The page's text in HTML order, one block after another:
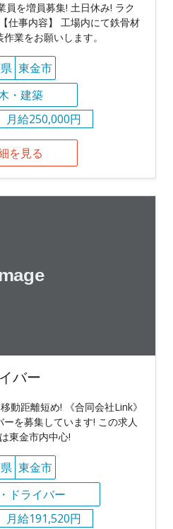
員を増員募集! 土日休み! ラク
仕事内容】 工場内にて鉄骨材
業をお願いします。
東金市
・建築
月給250,000円
を見る
バー
動距離短め! 《合同会社Link》
を募集しています! この求人
東金市内中心!
東金市
ドライバー
月給191,520円